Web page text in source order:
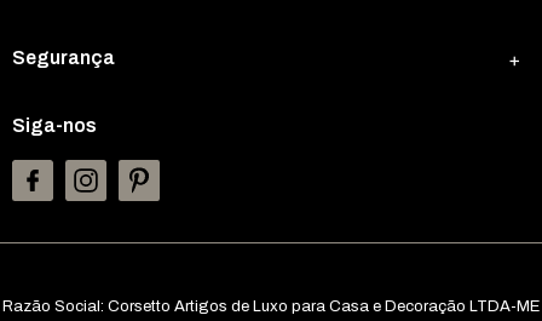
Segurança
Siga-nos
Razão Social: Corsetto Artigos de Luxo para Casa e Decoração LTDA-ME